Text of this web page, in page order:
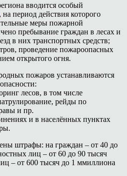
вводится особый
, на период действия которого
меры пожарной
пребывание граждан в лесах и
в них транспортных средств;
проведение пожароопасных
открытого огня.
пожаров устанавливаются
лесов, в том числе
рейды по
и пр.
и в населённых пунктах
штрафы: на граждан – от 40 до
лиц – от 60 до 90 тысяч
– от 600 тысяч до 1 ммиллиона